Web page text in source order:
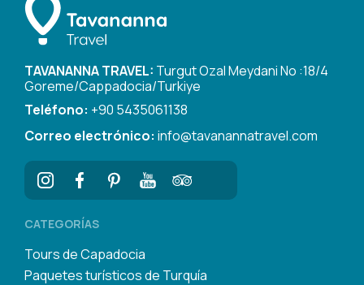
TAVANANNA TRAVEL: Turgut Ozal Meydani No :18/4
Goreme/Cappadocia/Turkiye
Teléfono: +90 5435061138
Correo electrónico: info@tavanannatravel.com
CATEGORÍAS
Tours de Capadocia
Paquetes turísticos de Turquía